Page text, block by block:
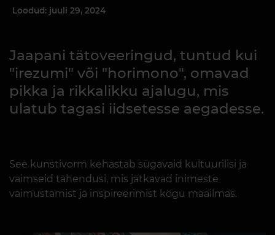
Loodud: juuli 29, 2024
Jaapani tätoveeringud, tuntud kui
"irezumi" või "horimono", omavad
pikka ja rikkalikku ajalugu, mis
ulatub tagasi iidsetesse aegadesse.
See kunstivorm kehastab sügavaid kultuurilisi ja
vaimseid tähendusi, mis jätkavad inimeste
vaimustamist ja inspireerimist kogu maailmas.